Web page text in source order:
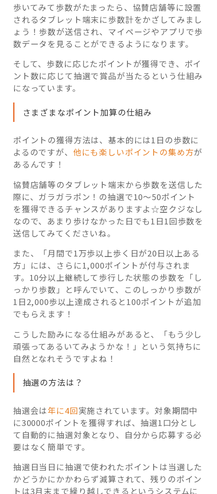
歩いてみて歩数がたまったら、協賛店舗等に設置
されるタブレット端末に歩数計をかざしてみまし
ょう！歩数が送信され、マイページやアプリで歩
数データを見ることができるようになります。
そして、歩数に応じたポイントが獲得でき、ポイ
ント数に応じて抽選で賞品が当たるという仕組み
になっています。
さまざまなポイント加算の仕組み
ポイントの獲得方法は、基本的には1日の歩数に
よるのですが、 他にも楽しいポイントの集め方が
あるんです！
協賛店舗等のタブレット端末から歩数を送信した
際に、ガラガラポン！の抽選で10～50ポイント
を獲得できるチャンスがありますよ☆空クジなし
なので、あまり歩けなかった日でも1日1回歩数を
送信してみてくださいね。
また、「月間で1万歩以上歩く日が20日以上ある
方」には、さらに1,000ポイントが付与されま
す。10分以上継続して歩行した状態の歩数を「し
っかり歩数」と呼んでいて、このしっかり歩数が
1日2,000歩以上達成されると100ポイントが追加
でもらえます！
こうした励みになる仕組みがあると、「もう少し
頑張ってあるいてみようかな！」という気持ちに
自然となれそうですよね！
抽選の方法は？
抽選会は年に4回実施されています。対象期間中
に30000ポイントを獲得すれば、抽選1口分とし
て自動的に抽選対象となり、自分から応募する必
要はなく簡単です。
抽選日当日に抽選で使われたポイントは当選した
かどうかにかかわらず減算されて、残りのポイン
トは3月末まで繰り越しできるというシステムに